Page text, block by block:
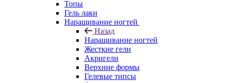
Топы
Гель лаки
Наращивание ногтей
Назад
Наращивание ногтей
Жесткие гели
Акригели
Верхние формы
Гелевые типсы